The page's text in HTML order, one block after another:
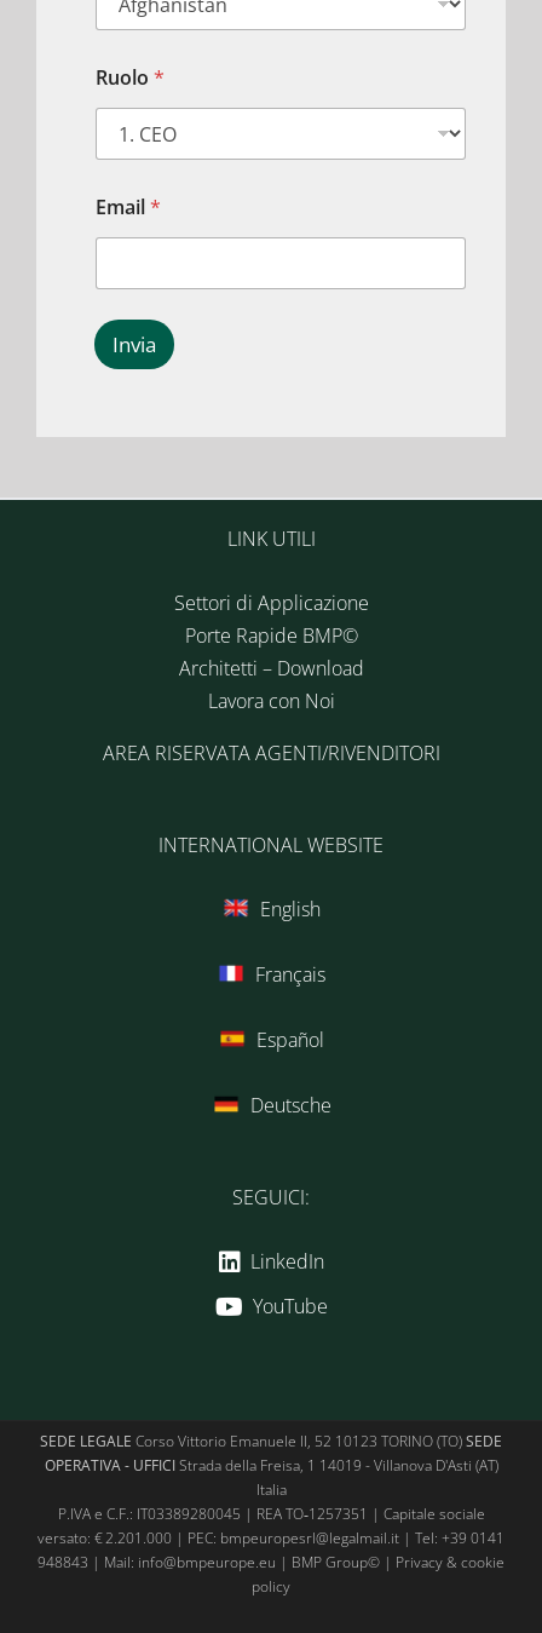
Ruolo *
Email*
Invia
LINK UTILI
Settori di Applicazione
Porte Rapide BMP©
Architetti – Download
Lavora con Noi
AREA RISERVATA AGENTI/RIVENDITORI
INTERNATIONAL WEBSITE
English
Français
Español
Deutsche
SEGUICI:
LinkedIn
YouTube
SEDE LEGALE Corso Vittorio Emanuele II, 52 10123 TORINO (TO)SEDE
OPERATIVA - UFFICIStrada della Freisa, 1 14019 - Villanova D'Asti (AT)
Italia
P.IVA e C.F.: IT03389280045 | REA TO‑1257351 | Capitale sociale
versato: € 2.201.000 | PEC: bmpeuropesrl@legalmail.it | Tel: +39 0141
948843 | Mail: info@bmpeurope.eu | BMP Group© | Privacy & cookie
policy